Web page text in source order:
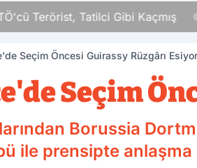
Terörist, Tatilci Gibi Kaçmış
Seçim Öncesi Guirassy Rüzgârı Esiyor
Seçim
Borussia
ile prensipte anlaşma